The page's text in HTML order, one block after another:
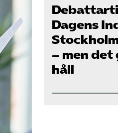
Om oss
Kontakt
Dagens
– men det
håll